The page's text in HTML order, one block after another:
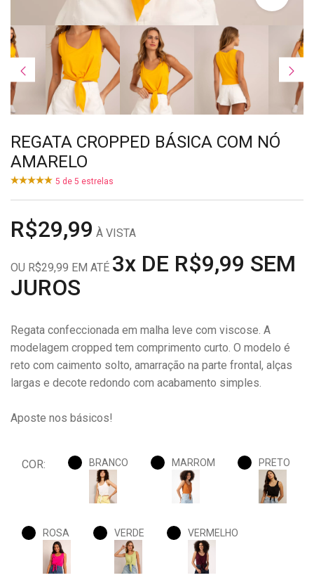
REGATA CROPPED BÁSICA COM NÓ
AMARELO
5 de 5 estrelas
R$29,99 À VISTA
OU R$29,99 EM ATÉ 3x DE R$9,99 SEM
JUROS
Regata confeccionada em malha leve com viscose. A
modelagem cropped tem comprimento curto. O modelo é
reto com caimento solto, amarração na parte frontal, alças
largas e decote redondo com acabamento simples.
Aposte nos básicos!
COR: BRANCO MARROM PRETO
ROSA VERDE VERMELHO